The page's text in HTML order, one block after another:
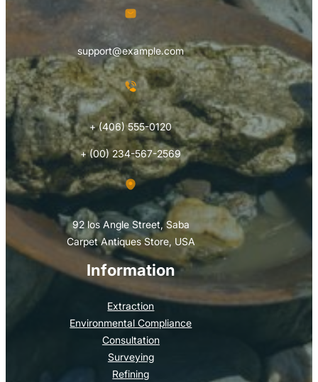
Information
Extraction
Environmental Compliance
Consultation
Surveying
Refining
support@example.com
+ (406) 555-0120
+ (00) 234-567-2569
92 los Angle Street, Saba
Carpet Antiques Store, USA